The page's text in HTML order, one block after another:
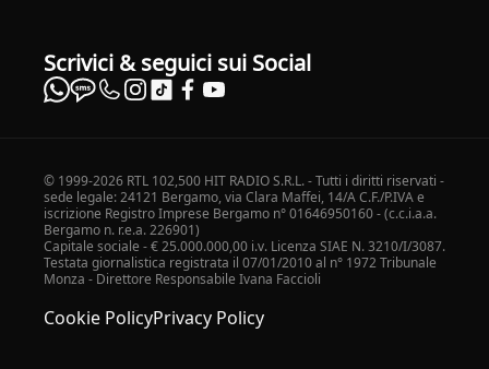
Scrivici & seguici sui Social
© 1999-2026 RTL 102,500 HIT RADIO S.R.L. - Tutti i diritti riservati -
sede legale: 24121 Bergamo, via Clara Maffei, 14/A C.F./P.IVA e
iscrizione Registro Imprese Bergamo n° 01646950160 - (c.c.i.a.a.
Bergamo n. r.e.a. 226901)
Capitale sociale - € 25.000.000,00 i.v. Licenza SIAE N. 3210/I/3087.
Testata giornalistica registrata il 07/01/2010 al n° 1972 Tribunale
Monza - Direttore Responsabile Ivana Faccioli
Cookie PolicyPrivacy Policy